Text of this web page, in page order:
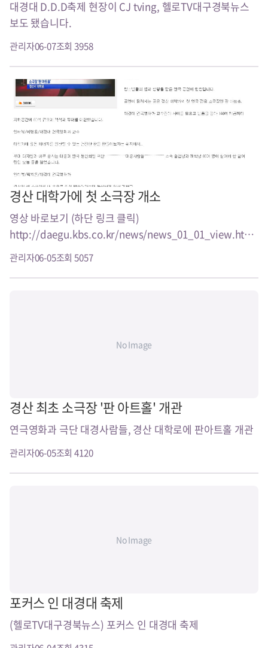
대경대 D.D.D축제 현장이 CJ tving, 헬로TV대구경북뉴스
보도 됐습니다.
관리자06-07조회 3958
경산 대학가에 첫 소극장 개소
영상 바로보기 (하단 링크 클릭)
http://daegu.kbs.co.kr/news/news_01_01_view.html?
no=3186012
관리자06-05조회 5057
No Image
경산 최초 소극장 '판 아트홀' 개관
연극영화과 극단 대경사람들, 경산 대학로에 판아트홀 개관
관리자06-05조회 4120
No Image
포커스 인 대경대 축제
(헬로TV대구경북뉴스) 포커스 인 대경대 축제